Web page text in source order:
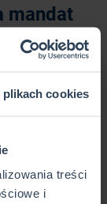
plikach cookies
treści
i
mandat
w
że
na rondzie,